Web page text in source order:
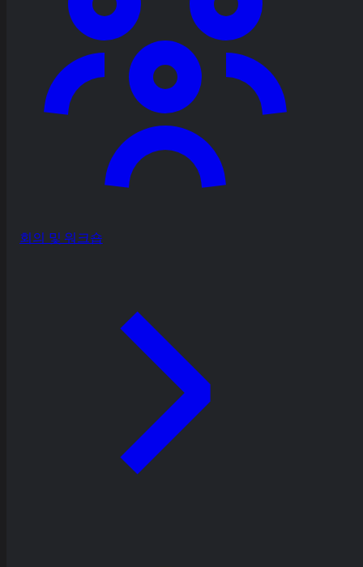
회의 및 워크숍